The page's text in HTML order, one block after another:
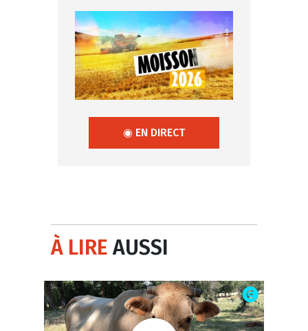
◉ EN DIRECT
À LIREAUSSI